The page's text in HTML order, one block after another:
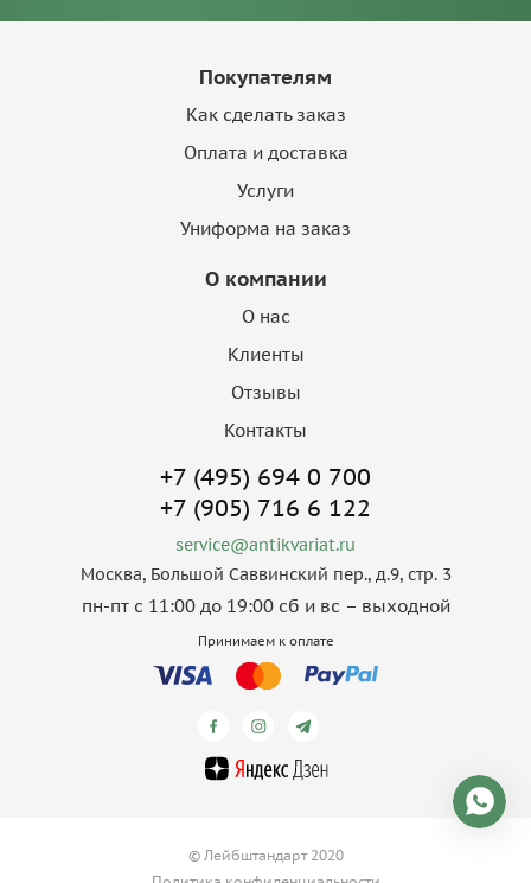
Покупателям
Как сделать заказ
Оплата и доставка
Услуги
Униформа на заказ
О компании
О нас
Клиенты
Отзывы
Контакты
+7 (495) 694 0 700
+7 (905) 716 6 122
service@antikvariat.ru
Москва, Большой Саввинский пер., д.9, стр. 3
пн-пт с 11:00 до 19:00 сб и вс – выходной
Принимаем к оплате
© Лейбштандарт 2020